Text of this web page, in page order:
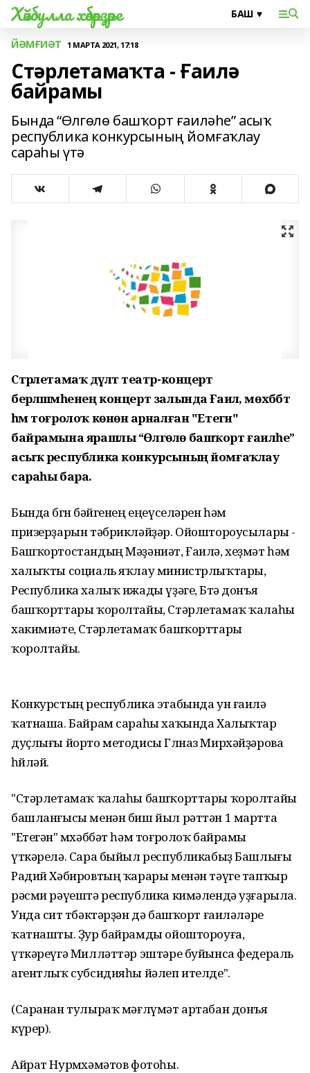
Хәйбулла хәбәрҙәре
ЙӘМҒИӘТ 1 МАРТА 2021, 17:18
Стәрлетамаҡта - Ғаилә
байрамы
Бында “Өлгөлө башҡорт ғаиләһе” асыҡ
республика конкурсының йомғаҡлау
сараһы үтә
Стәрлетамаҡ дәүләт театр-концерт
берләшмәһенең концерт залында Ғаилә, мөхәббәт
һәм тоғролоҡ көнөнә арналған "Етегән"
байрамына ярашлы “Өлгөлө башҡорт ғаиләһе”
асыҡ республика конкурсының йомғаҡлау
сараһы бара.
Бында бөгөн бәйгенең еңеүселәрен һәм
призерҙарын тәбрикләйҙәр. Ойоштороусылары -
Башҡортостандың Мәҙәниәт, Ғаилә, хеҙмәт һәм
халыҡты социаль яҡлау министрлыҡтары,
Республика халыҡ ижады үҙәге, Бөтә донъя
башҡорттары ҡоролтайы, Стәрлетамаҡ ҡалаһы
хакимиәте, Стәрлетамаҡ башҡорттары
ҡоролтайы.
Конкурстың республика этабында ун ғаилә
ҡатнаша. Байрам сараһы хаҡында Халыҡтар
дуҫлығы йорто методисы Гөлназ Мирхәйҙәрова
һөйләй.
"Стәрлетамаҡ ҡалаһы башҡорттары ҡоролтайы
башланғысы менән биш йыл рәттән 1 мартта
"Етегән" мөхәббәт һәм тоғролоҡ байрамы
үткәрелә. Сара быйыл республикабыҙ Башлығы
Радий Хәбировтың ҡарары менән тәүге тапҡыр
рәсми рәүештә республика кимәлендә уҙғарыла.
Унда сит төбәктәрҙән дә башҡорт ғаиләләре
ҡатнашты. Ҙур байрамды ойоштороуға,
үткәреүгә Милләттәр эштәре буйынса федераль
агентлыҡ субсидияһы йәлеп ителде".
(Саранан тулыраҡ мәғлүмәт артабан донъя
күрер).
Айрат Нурмөхәмәтов фотоһы.